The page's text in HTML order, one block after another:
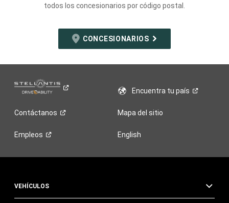
todos los concesionarios por código postal.
CONCESIONARIOS
Encuentra tupaís
Contáctanos Mapa del sitio
Empleos English
VEHÍCULOS